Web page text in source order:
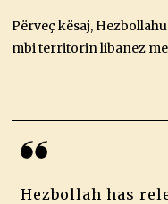
Përveç kësaj,
mbi territorin libanez
Hezbollah has